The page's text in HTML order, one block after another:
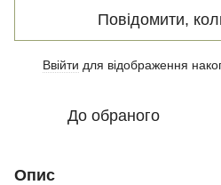
Повідомити,
Ввійти для відображення
До обраного
Опис